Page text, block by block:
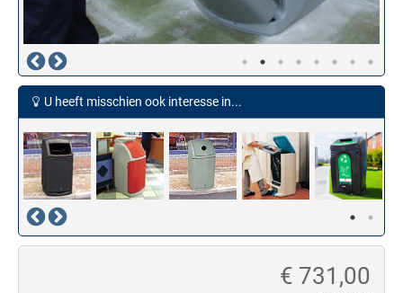
U heeft misschien ook interesse in...
€ 731,00